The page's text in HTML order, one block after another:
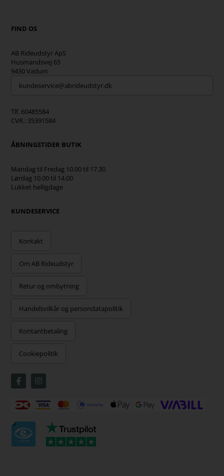
FIND OS
AB Rideudstyr ApS
Husmandsvej 65
9430 Vadum
kundeservice@abrideudstyr.dk
Tlf. 60485584
CVR.: 35391584
ÅBNINGSTIDER BUTIK
Mandag til Fredag 10.00 til 17.30
Lørdag 10.00 til 14.00
Lukket helligdage
KUNDESERVICE
Kontakt
Om AB Rideudstyr
Retur og ombytning
Handelsvilkår og persondatapolitik
Kontantbetaling
Cookiepolitik